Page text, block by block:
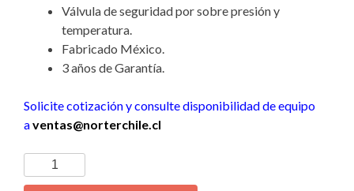
Válvula de seguridad por sobre presión y
temperatura.
Fabricado México.
3 años de Garantía.
Solicite cotización y consulte disponibilidad de equipo
aventas@norterchile.cl
L.